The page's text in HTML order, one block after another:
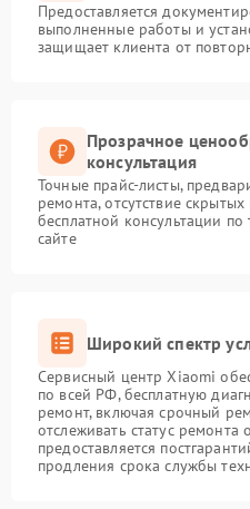
Предоставляется
выполненные работы и
защищает клиента от
Прозрачное
консультация
Точные прайс-листы,
ремонта, отсутствие
бесплатной консультации
сайте
Широкий спектр
Сервисный центр Xiaomi
по всей РФ, бесплатную
ремонт, включая срочный
отслеживать статус ремонта
предоставляется
продления срока службы